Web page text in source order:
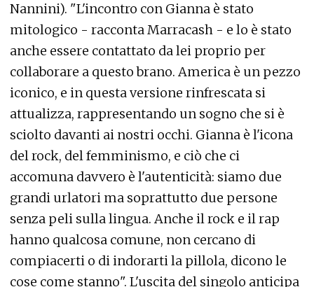
Nannini). "L'incontro con Gianna è stato
mitologico - racconta Marracash - e lo è stato
anche essere contattato da lei proprio per
collaborare a questo brano. America è un pezzo
iconico, e in questa versione rinfrescata si
attualizza, rappresentando un sogno che si è
sciolto davanti ai nostri occhi. Gianna è l'icona
del rock, del femminismo, e ciò che ci
accomuna davvero è l'autenticità: siamo due
grandi urlatori ma soprattutto due persone
senza peli sulla lingua. Anche il rock e il rap
hanno qualcosa comune, non cercano di
compiacerti o di indorarti la pillola, dicono le
cose come stanno". L'uscita del singolo anticipa